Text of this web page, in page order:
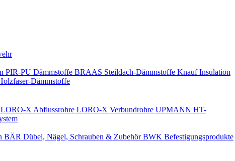
PIR-PU Dämmstoffe BRAAS Steildach-Dämmstoffe Knauf Insulation
Dämmstoffe
LORO-X Abflussrohre LORO-X Verbundrohre UPMANN HT-
BÄR Dübel, Nägel, Schrauben & ZubehörBWK Befestigungsprodukte